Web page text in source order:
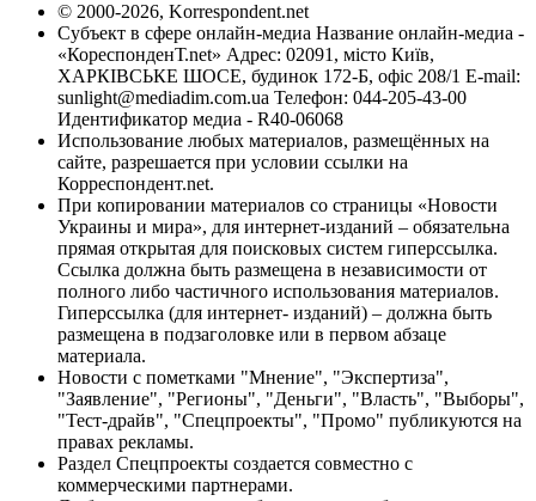
© 2000-2026, Korrespondent.net
Субъект в сфере онлайн-медиа Название онлайн-медиа -
«КореспонденТ.net» Адрес: 02091, місто Київ,
ХАРКІВСЬКЕ ШОСЕ, будинок 172-Б, офіс 208/1 E-mail:
sunlight@mediadim.com.ua Телефон: 044-205-43-00
Идентификатор медиа - R40-06068
Использование любых материалов, размещённых на
сайте, разрешается при условии ссылки на
Корреспондент.net.
При копировании материалов со страницы «Новости
Украины и мира», для интернет-изданий – обязательна
прямая открытая для поисковых систем гиперссылка.
Ссылка должна быть размещена в независимости от
полного либо частичного использования материалов.
Гиперссылка (для интернет- изданий) – должна быть
размещена в подзаголовке или в первом абзаце
материала.
Новости с пометками "Мнение", "Экспертиза",
"Заявление", "Регионы", "Деньги", "Власть", "Выборы",
"Тест-драйв", "Спецпроекты", "Промо" публикуются на
правах рекламы.
Раздел Спецпроекты создается совместно с
коммерческими партнерами.